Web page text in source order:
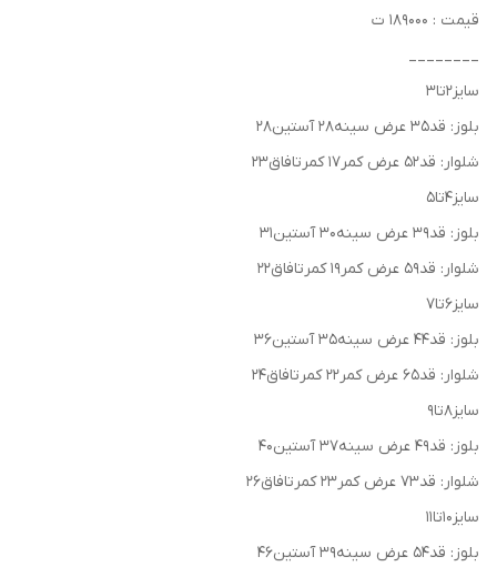
قیمت : ۱۸۹۰۰۰ ت
________
سایز۲تا۳
بلوز: قد۳۵ عرض سینه۲۸ آستین۲۸
شلوار: قد۵۲ عرض کمر۱۷ کمرتافاق۲۳
سایز۴تا۵
بلوز: قد۳۹ عرض سینه۳۰ آستین۳۱
شلوار: قد۵۹ عرض کمر۱۹ کمرتافاق۲۲
سایز۶تا۷
بلوز: قد۴۴ عرض سینه۳۵ آستین۳۶
شلوار: قد۶۵ عرض کمر۲۲ کمرتافاق۲۴
سایز۸تا۹
بلوز: قد۴۹ عرض سینه۳۷ آستین۴۰
شلوار: قد۷۳ عرض کمر۲۳ کمرتافاق۲۶
سایز۱۰تا۱۱
بلوز: قد۵۴ عرض سینه۳۹ آستین۴۶